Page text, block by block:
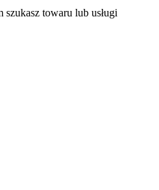
towaru lub usługi